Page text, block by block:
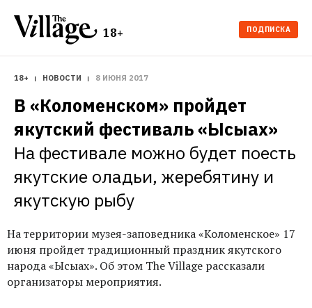
18+ ПОДПИСКА
18+ НОВОСТИ 8 ИЮНЯ 2017
В «Коломенском» пройдет
якутский фестиваль «Ысыах»
На фестивале можно будет поесть
якутские оладьи, жеребятину и
якутскую рыбу
На территории музея-заповедника «Коломенское» 17
июня пройдет традиционный праздник якутского
народа «Ысыах». Об этом The Village рассказали
организаторы мероприятия.